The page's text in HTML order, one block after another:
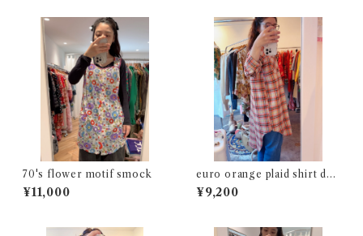
70's flower motif smock
¥11,000
euro orange plaid shirt dre
ss
¥9,200